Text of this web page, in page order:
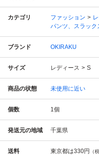
カテゴリ ファッション
パンツ、スラック
ブランド OKIRAKU
サイズ レディース S
商品の状態 未使用に近い
個数 1個
発送元の地域 千葉県
送料 東京都は330円 （